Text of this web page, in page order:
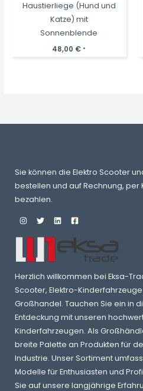
Haustierliege (Hund und
Katze) mit
Sonnenblende
48,00 € *
Sie können die Elektro Scooter
bestellen und auf Rechnung, per
bezahlen.
Herzlich willkommen bei Eksa-
Scooter, Elektro-
Großhandel. Tauchen Sie ein in
Entdeckung mit unseren
Kinderfahrzeugen. Als
breite Palette an Produkten für
Industrie. Unser Sortiment
Modelle für Enthusiasten und
Sie auf unsere langjährige